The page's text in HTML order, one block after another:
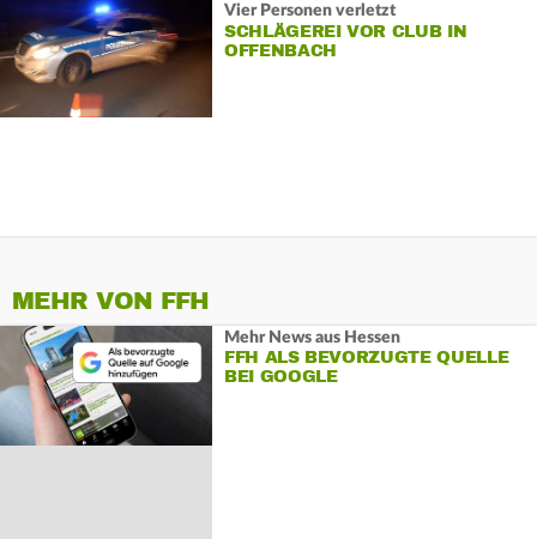
Vier Personen verletzt
SCHLÄGEREI VOR CLUB IN
OFFENBACH
MEHR VON FFH
Mehr News aus Hessen
FFH ALS BEVORZUGTE QUELLE
BEI GOOGLE